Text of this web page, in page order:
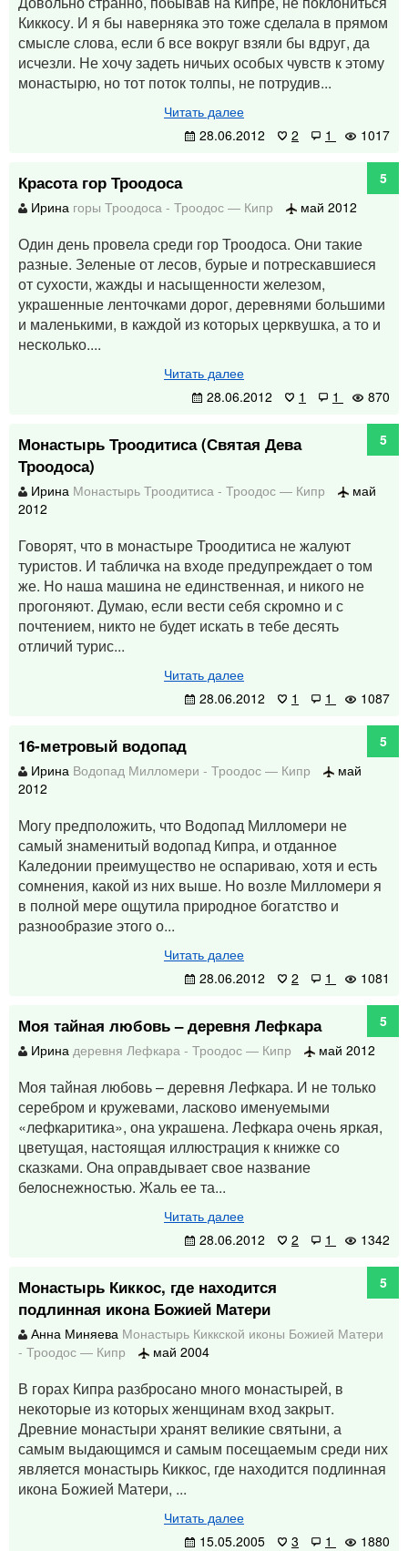
Киккосу. И я бы наверняка это тоже сделала в прямом
смысле слова, если б все вокруг взяли бы вдруг, да
исчезли. Не хочу задеть ничьих особых чувств к этому
монастырю, но тот поток толпы, не потрудив...
Читать далее
28.06.2012
2 1 1017
Красота гор Троодоса
5
Ирина горы Троодоса - Троодос — Кипр май 2012
Один день провела среди гор Троодоса. Они такие
разные. Зеленые от лесов, бурые и потрескавшиеся
от сухости, жажды и насыщенности железом,
украшенные ленточками дорог, деревнями большими
и маленькими, в каждой из которых церквушка, а то и
несколько....
Читать далее
28.06.2012
1 1 870
Монастырь Троодитиса (Святая Дева
Троодоса)
5
Ирина Монастырь Троодитиса - Троодос — Кипр
май
2012
Говорят, что в монастыре Троодитиса не жалуют
туристов. И табличка на входе предупреждает о том
же. Но наша машина не единственная, и никого не
прогоняют. Думаю, если вести себя скромно и с
почтением, никто не будет искать в тебе десять
отличий турис...
Читать далее
28.06.2012
1 1 1087
16-метровый водопад
5
Ирина Водопад Милломери - Троодос — Кипр
май
2012
Могу предположить, что Водопад Милломери не
самый знаменитый водопад Кипра, и отданное
Каледонии преимущество не оспариваю, хотя и есть
сомнения, какой из них выше. Но возле Милломери я
в полной мере ощутила природное богатство и
разнообразие этого о...
Читать далее
28.06.2012
2 1 1081
Моя тайная любовь – деревня Лефкара
5
Ирина деревня Лефкара - Троодос — Кипр май 2012
Моя тайная любовь – деревня Лефкара. И не только
серебром и кружевами, ласково именуемыми
«лефкаритика», она украшена. Лефкара очень яркая,
цветущая, настоящая иллюстрация к книжке со
сказками. Она оправдывает свое название
белоснежностью. Жаль ее та...
Читать далее
28.06.2012
2 1 1342
Монастырь Киккос, где находится
подлинная икона Божией Матери
5
Анна Миняева Монастырь Киккской иконы Божией Матери
- Троодос — Кипр май 2004
В горах Кипра разбросано много монастырей, в
некоторые из которых женщинам вход закрыт.
Древние монастыри хранят великие святыни, а
самым выдающимся и самым посещаемым среди них
является монастырь Киккос, где находится подлинная
икона Божией Матери, ...
Читать далее
15.05.2005
3 1 1880